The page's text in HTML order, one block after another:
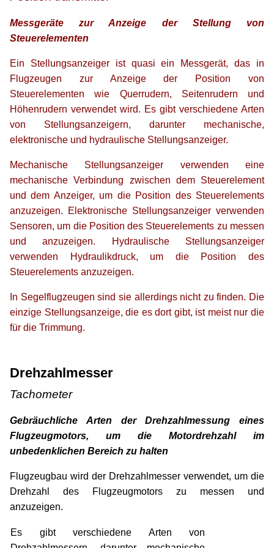
Messgeräte zur Anzeige der Stellung von
Steuerelementen
Ein Stellungsanzeiger ist quasi ein Messgerät, das in
Flugzeugen zur Anzeige der Position von
Steuerelementen wie Querrudern, Seitenrudern und
Höhenrudern verwendet wird. Es gibt verschiedene Arten
von Stellungsanzeigern, darunter mechanische,
elektronische und hydraulische Stellungsanzeiger.
Mechanische Stellungsanzeiger verwenden eine
mechanische Verbindung zwischen dem Steuerelement
und dem Anzeiger, um die Position des Steuerelements
anzuzeigen. Elektronische Stellungsanzeiger verwenden
Sensoren, um die Position des Steuerelements zu messen
und anzuzeigen. Hydraulische Stellungsanzeiger
verwenden Hydraulikdruck, um die Position des
Steuerelements anzuzeigen.
In Segelflugzeugen sind sie allerdings nicht zu finden. Die
einzige Stellungsanzeige, die es dort gibt, ist meist nur die
für die Trimmung.
Drehzahlmesser
Tachometer
Gebräuchliche Arten der Drehzahlmessung eines
Flugzeugmotors, um die Motordrehzahl im
unbedenklichen Bereich zu halten
Flugzeugbau wird der Drehzahlmesser verwendet, um die
Drehzahl des Flugzeugmotors zu messen und
anzuzeigen.
Es gibt verschiedene Arten von